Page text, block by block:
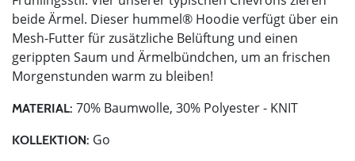
beide Ärmel. Dieser hummel® Hoodie verfügt über ein
Mesh-Futter für zusätzliche Belüftung und einen
gerippten Saum und Ärmelbündchen, um an frischen
Morgenstunden warm zu bleiben!
MATERIAL: 70% Baumwolle, 30% Polyester - KNIT
KOLLEKTION: Go